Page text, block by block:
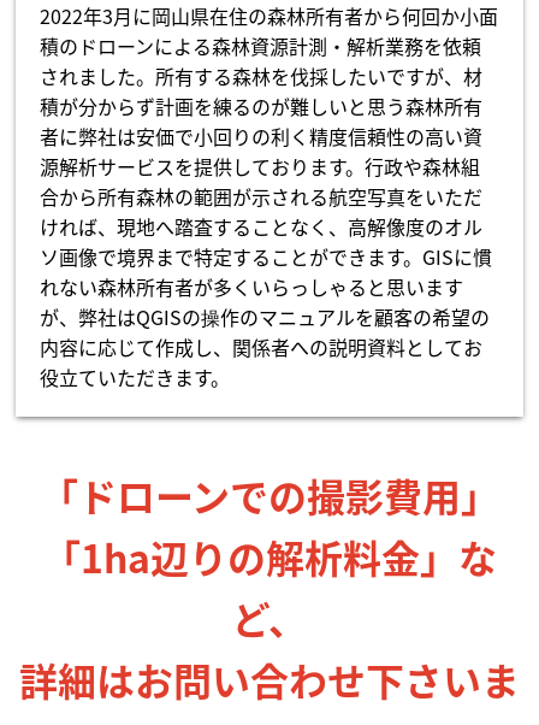
2022年3月に岡山県在住の森林所有者から何回か小面
積のドローンによる森林資源計測・解析業務を依頼
されました。所有する森林を伐採したいですが、材
積が分からず計画を練るのが難しいと思う森林所有
者に弊社は安価で小回りの利く精度信頼性の高い資
源解析サービスを提供しております。行政や森林組
合から所有森林の範囲が示される航空写真をいただ
ければ、現地へ踏査することなく、高解像度のオル
ソ画像で境界まで特定することができます。GISに慣
れない森林所有者が多くいらっしゃると思います
が、弊社はQGISの操作のマニュアルを顧客の希望の
内容に応じて作成し、関係者への説明資料としてお
役立ていただきます。
「ドローンでの撮影費用」
「1ha辺りの解析料金」な
ど、
詳細はお問い合わせ下さいま